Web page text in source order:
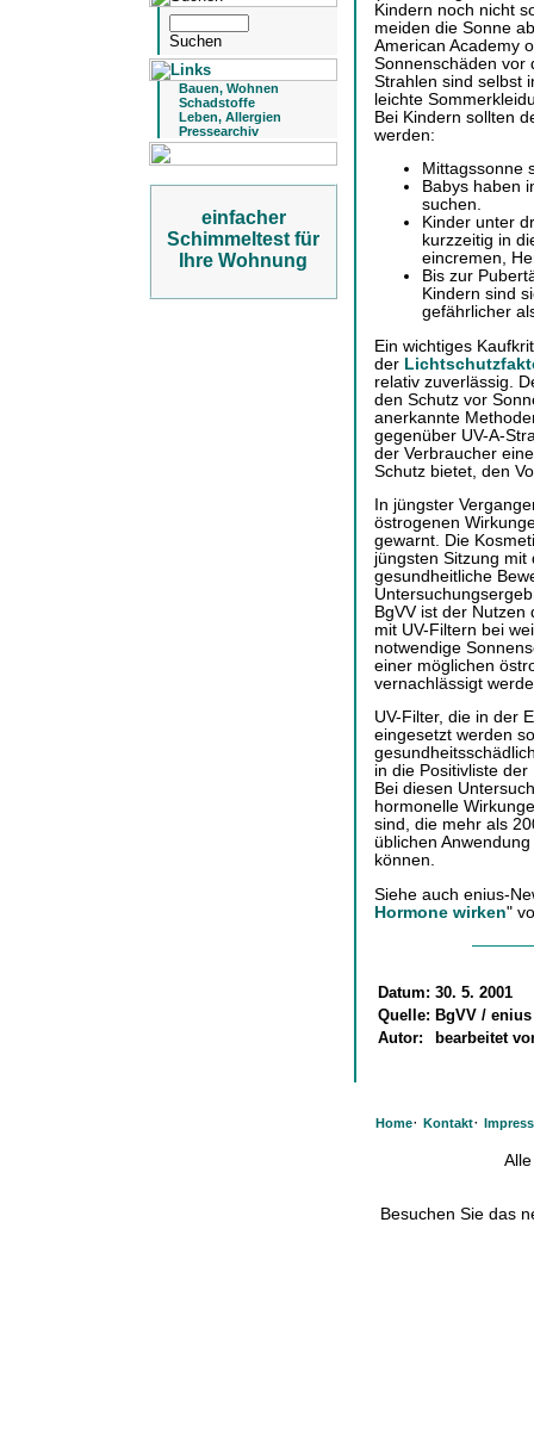
Bauen, Wohnen
Schadstoffe
Leben, Allergien
Pressearchiv
einfacher
Schimmeltest für
Ihre Wohnung
Kindern noch nicht
meiden die Sonne
American Academy
Sonnenschäden vor
Strahlen sind selbst
leichte
Bei Kindern sollten
werden:
Mittagssonne
Babys haben
suchen.
Kinder unter
kurzzeitig in
eincremen,
Bis zur
Kindern sind
gefährlicher
Ein wichtiges
der
relativ zuverlässig.
den Schutz vor
anerkannte
gegenüber UV-A-
der Verbraucher
Schutz bietet, den
In jüngster
östrogenen
gewarnt. Die
jüngsten Sitzung
gesundheitliche
BgVV ist der
mit UV-Filtern bei
notwendige
einer möglichen
vernachlässigt
UV-Filter, die in der
eingesetzt werden
in die Positivliste
Bei diesen
hormonelle
sind, die mehr als
üblichen
können.
Siehe auch enius-
Hormone wirken"
Datum: 30. 5. 2001
Quelle: BgVV / enius
Autor:
bearbeitet
Home· Kontakt·
Besuchen Sie das